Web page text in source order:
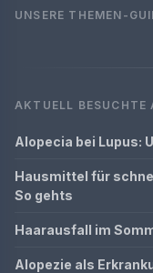
UNSERE THEMEN-
AKTUELL BESUCHTE
Alopecia bei Lupus:
Hausmittel für
So gehts
Haarausfall im
Alopezie als